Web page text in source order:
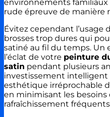
environnements familiaux
rude épreuve de manière
Évitez cependant l’usage
brosses trop dures qui
satiné au fil du temps. Un
l’éclat de votre peinture
satin pendant plusieurs
investissement
esthétique irréprochable
en minimisant les besoins
rafraîchissement